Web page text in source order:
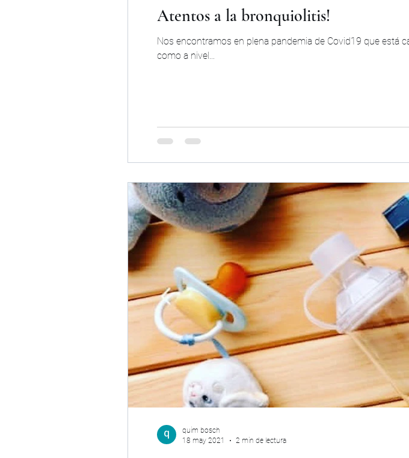
Atentos a la bronquiolitis!
Nos encontramos en plena pandemia de Covid19 que está
como a nivel...
quim bosch
18 may 2021
2 min de lectura